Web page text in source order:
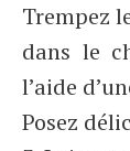
Trempez
dans le
l’aide
Posez